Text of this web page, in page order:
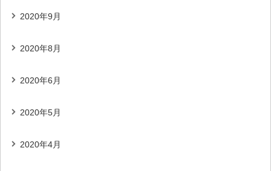
2020年9月
2020年8月
2020年6月
2020年5月
2020年4月